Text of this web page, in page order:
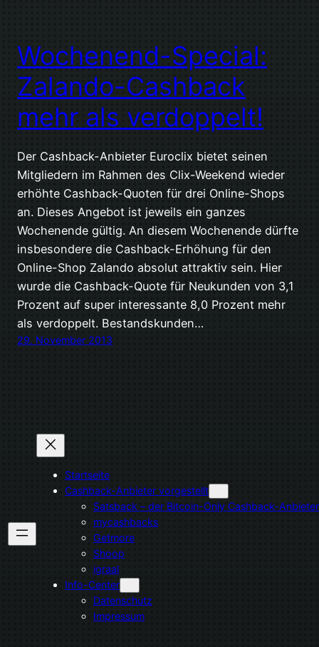
Wochenend-Special:
Zalando-Cashback
mehr als verdoppelt!
Der Cashback-Anbieter Euroclix bietet seinen
Mitgliedern im Rahmen des Clix-Weekend wieder
erhöhte Cashback-Quoten für drei Online-Shops
an. Dieses Angebot ist jeweils ein ganzes
Wochenende gültig. An diesem Wochenende dürfte
insbesondere die Cashback-Erhöhung für den
Online-Shop Zalando absolut attraktiv sein. Hier
wurde die Cashback-Quote für Neukunden von 3,1
Prozent auf super interessante 8,0 Prozent mehr
als verdoppelt. Bestandskunden…
29. November 2013
Startseite
Cashback-Anbieter vorgestellt
Satsback – der Bitcoin-Only Cashback-Anbieter
mycashbacks
Getmore
Shoop
igraal
Info-Center
Datenschutz
Impressum